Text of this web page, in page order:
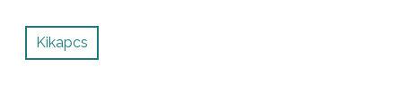
Kikapcs